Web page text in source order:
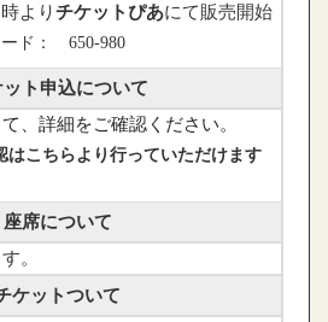
よりチケットぴあにて販売開始
ド： 650-980
ト申込について
、詳細をご確認ください。
こちらより行っていただけます
座席について
。
ケットついて